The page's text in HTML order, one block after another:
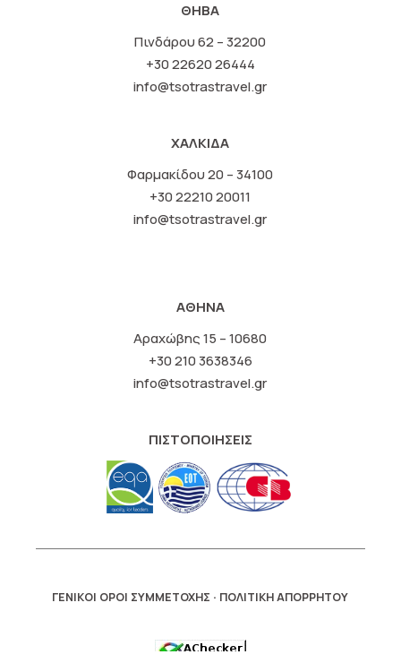
ΘΗΒΑ
Πινδάρου 62 – 32200
+30 22620 26444
info@tsotrastravel.gr
ΧΑΛΚΙΔΑ
Φαρμακίδου 20 – 34100
+30 22210 20011
info@tsotrastravel.gr
ΑΘΗΝΑ
Αραχώβης 15 – 10680
+30 210 3638346
info@tsotrastravel.gr
ΠΙΣΤΟΠΟΙΗΣΕΙΣ
ΓΕΝΙΚΟΙ ΟΡΟΙ ΣΥΜΜΕΤΟΧΗΣ · ΠΟΛΙΤΙΚΗ ΑΠΟΡΡΗΤΟΥ